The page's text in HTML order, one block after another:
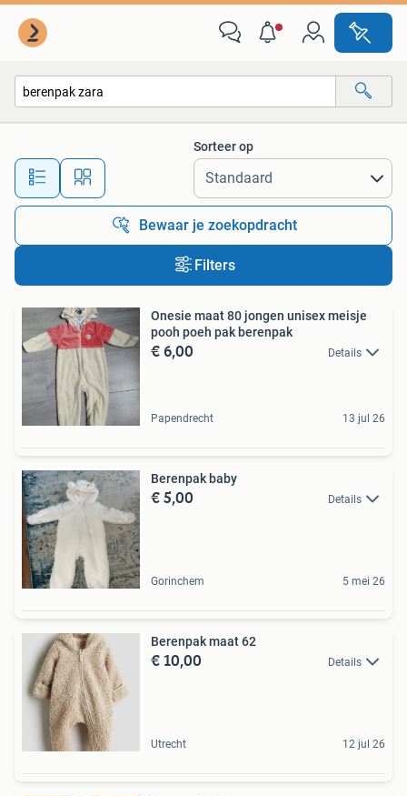
Alle afstanden…
Sorteer op
Bewaar je zoekopdracht
Filters
Onesie maat 80 jongen unisex meisje
pooh poeh pak berenpak
€ 6,00 Details
Papendrecht 13 jul 26
Berenpak baby
€ 5,00 Details
Gorinchem 5 mei 26
Berenpak maat 62
€ 10,00 Details
Utrecht 12 jul 26